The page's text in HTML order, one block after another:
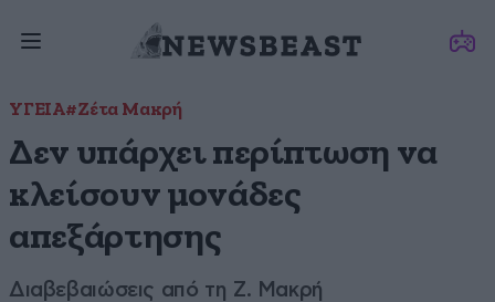
ΥΓΕΙΑ#Ζέτα Μακρή
Δεν υπάρχει περίπτωση να
κλείσουν μονάδες
απεξάρτησης
Διαβεβαιώσεις από τη Ζ. Μακρή